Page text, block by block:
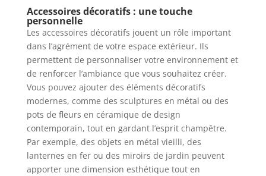
Accessoires décoratifs : une touche
personnelle
Les accessoires décoratifs jouent un rôle important
dans l’agrément de votre espace extérieur. Ils
permettent de personnaliser votre environnement et
de renforcer l’ambiance que vous souhaitez créer.
Vous pouvez ajouter des éléments décoratifs
modernes, comme des sculptures en métal ou des
pots de fleurs en céramique de design
contemporain, tout en gardant l’esprit champêtre.
Par exemple, des objets en métal vieilli, des
lanternes en fer ou des miroirs de jardin peuvent
apporter une dimension esthétique tout en